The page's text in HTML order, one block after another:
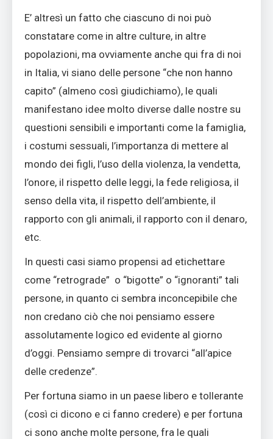
E’ altresì un fatto che ciascuno di noi può
constatare come in altre culture, in altre
popolazioni, ma ovviamente anche qui fra di noi
in Italia, vi siano delle persone “che non hanno
capito” (almeno così giudichiamo), le quali
manifestano idee molto diverse dalle nostre su
questioni sensibili e importanti come la famiglia,
i costumi sessuali, l’importanza di mettere al
mondo dei figli, l’uso della violenza, la vendetta,
l’onore, il rispetto delle leggi, la fede religiosa, il
senso della vita, il rispetto dell’ambiente, il
rapporto con gli animali, il rapporto con il denaro,
etc.
In questi casi siamo propensi ad etichettare
come “retrograde” o “bigotte” o “ignoranti” tali
persone, in quanto ci sembra inconcepibile che
non credano ciò che noi pensiamo essere
assolutamente logico ed evidente al giorno
d’oggi. Pensiamo sempre di trovarci “all’apice
delle credenze”.
Per fortuna siamo in un paese libero e tollerante
(così ci dicono e ci fanno credere) e per fortuna
ci sono anche molte persone, fra le quali